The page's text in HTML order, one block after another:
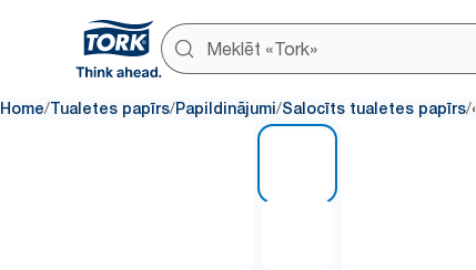
Home/Tualetes papīrs/Papildinājumi/Salocīts tualetes papīrs/